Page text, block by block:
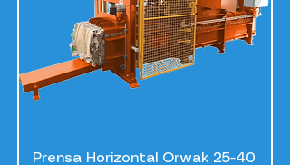
Prensa Horizontal Orwak 25-40